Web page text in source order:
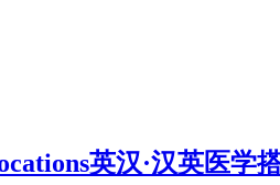
英汉·汉英医学